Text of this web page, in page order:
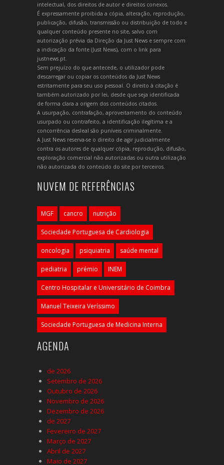
intelectual, dos direitos de autor e direitos conexos.
É expressamente proibida a cópia, alteração, reprodução,
publicação, difusão, transmissão ou distribuição de todo e
qualquer conteúdo presente no site, salvo com
autorização prévia da Direção da Just News e sempre com
a indicação da fonte (Just News), com o link para
justnews.pt.
Sem prejuízo do que antecede, o utilizador pode
descarregar ou copiar os conteúdos da Just News
estritamente para seu uso pessoal. O direito à citação é
também autorizado por lei, desde que seja identificada
de forma clara a origem dos conteúdos citados.
A usurpação, contrafação, aproveitamento do conteúdo
usurpado ou contrafeito, a identificação ilegítima e a
concorrência desleal são puníveis criminalmente.
A Just News reserva-se o direito de agir judicialmente
contra os autores de qualquer cópia, reprodução, difusão,
exploração comercial não autorizadas ou outra utilização
não autorizada do conteúdo do site por terceiros.
NUVEM DE REFERÊNCIAS
MGF cancro nutrição
Sociedade Portuguesa de Cardiologia
oncologia psiquiatria saúde mental
pediatria prémio INEM
Centro Hospitalar e Universitário de Coimbra
Manuel Teixeira Veríssimo
Sociedade Portuguesa de Medicina Interna
AGENDA
de 2026
Setembro de 2026
Outubro de 2026
Novembro de 2026
Dezembro de 2026
de 2027
Fevereiro de 2027
Março de 2027
Abril de 2027
Maio de 2027